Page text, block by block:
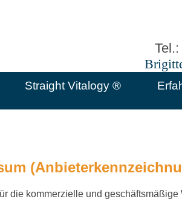
Straight Vitalogy ®
die kommerzielle und